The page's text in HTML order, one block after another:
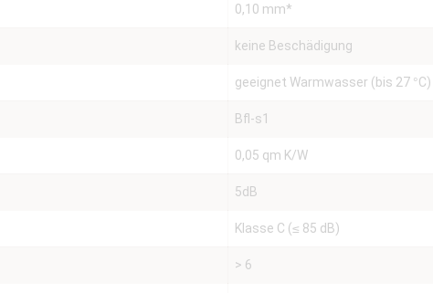
0,10 mm*
keine Beschädigung
geeignet Warmwasser (bis 27 °C)
Bfl-s1
0,05 qm K/W
5dB
Klasse C (≤ 85 dB)
> 6